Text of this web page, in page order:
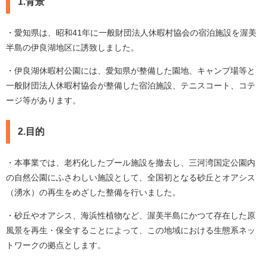
・愛知県は、昭和41年に一般財団法人休暇村協会の宿泊施設を渥美
半島の伊良湖地区に誘致しました。
・伊良湖休暇村公園には、愛知県が整備した園地、キャンプ場等と
一般財団法人休暇村協会が整備した宿泊施設、テニスコート、コテ
ージ等があります。
2.目的​
・本事業では、老朽化したプール施設を撤去し、三河湾国定公園内
の自然公園にふさわしい施設として、全国初となる砂丘とオアシス
（湧水）の再生をめざした整備を行いました。
・砂丘やオアシス、海浜性植物など、渥美半島にかつて存在した原
風景を再生・保全することによって、この地域における生態系ネッ
トワークの拠点とします。